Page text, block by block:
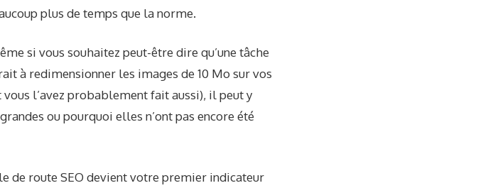
plus de temps que la norme.
si vous souhaitez peut-être dire qu’une tâche
à redimensionner les images de 10 Mo sur vos
l’avez probablement fait aussi), il peut y
ou pourquoi elles n’ont pas encore été
de route SEO devient votre premier indicateur